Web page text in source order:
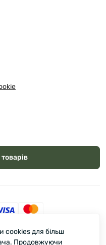
2026
cookies для більш
Продовжуючи